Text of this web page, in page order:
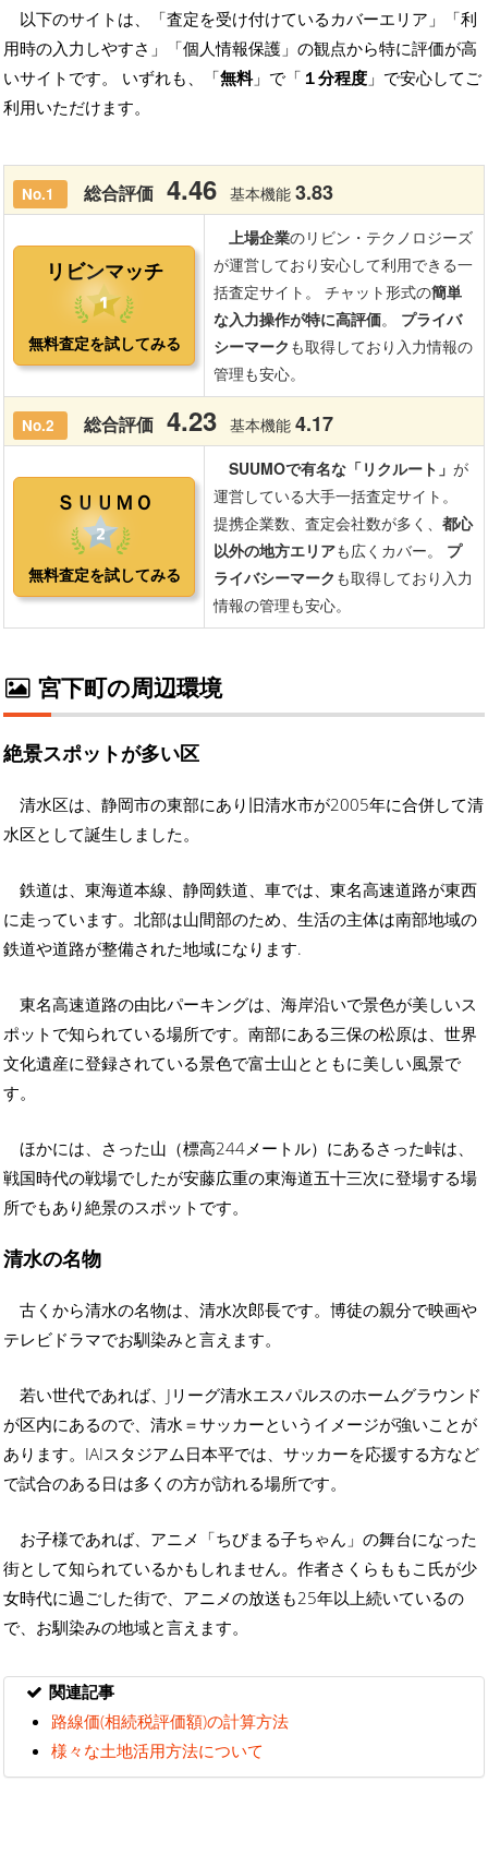
以下のサイトは、「査定を受け付けているカバーエリア」「利
用時の入力しやすさ」「個人情報保護」の観点から特に評価が高
いサイトです。 いずれも、「無料」で「 １分程度 」で安心してご
利用いただけます。
宮下町の周辺環境
絶景スポットが多い区
清水区は、静岡市の東部にあり旧清水市が2005年に合併して清
水区として誕生しました。
鉄道は、東海道本線、静岡鉄道、車では、東名高速道路が東西
に走っています。北部は山間部のため、生活の主体は南部地域の
鉄道や道路が整備された地域になります.
東名高速道路の由比パーキングは、海岸沿いで景色が美しいス
ポットで知られている場所です。南部にある三保の松原は、世界
文化遺産に登録されている景色で富士山とともに美しい風景で
す。
ほかには、さった山（標高244メートル）にあるさった峠は、
戦国時代の戦場でしたが安藤広重の東海道五十三次に登場する場
所でもあり絶景のスポットです。
清水の名物
古くから清水の名物は、清水次郎長です。博徒の親分で映画や
テレビドラマでお馴染みと言えます。
若い世代であれば、Jリーグ清水エスパルスのホームグラウンド
が区内にあるので、清水＝サッカーというイメージが強いことが
あります。IAIスタジアム日本平では、サッカーを応援する方など
で試合のある日は多くの方が訪れる場所です。
お子様であれば、アニメ「ちびまる子ちゃん」の舞台になった
街として知られているかもしれません。作者さくらももこ氏が少
女時代に過ごした街で、アニメの放送も25年以上続いているの
で、お馴染みの地域と言えます。
関連記事
路線価(相続税評価額)の計算方法
様々な土地活用方法について